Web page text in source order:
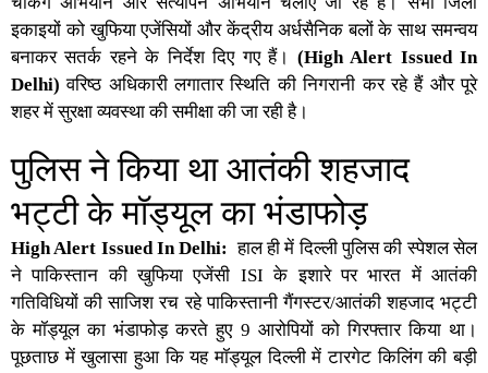
इकाइयों को खुफिया एजेंसियों और केंद्रीय अर्धसैनिक बलों के साथ समन्वय
बनाकर सतर्क रहने के निर्देश दिए गए हैं। (High Alert Issued In
Delhi) वरिष्ठ अधिकारी लगातार स्थिति की निगरानी कर रहे हैं और पूरे
शहर में सुरक्षा व्यवस्था की समीक्षा की जा रही है।
पुलिस ने किया था आतंकी शहजाद
भट्टी के मॉड्यूल का भंडाफोड़
High Alert Issued In Delhi: हाल ही में दिल्ली पुलिस की स्पेशल सेल
ने पाकिस्तान की खुफिया एजेंसी ISI के इशारे पर भारत में आतंकी
गतिविधियों की साजिश रच रहे पाकिस्तानी गैंगस्टर/आतंकी शहजाद भट्टी
के मॉड्यूल का भंडाफोड़ करते हुए 9 आरोपियों को गिरफ्तार किया था।
पूछताछ में खुलासा हुआ कि यह मॉड्यूल दिल्ली में टारगेट किलिंग की बड़ी